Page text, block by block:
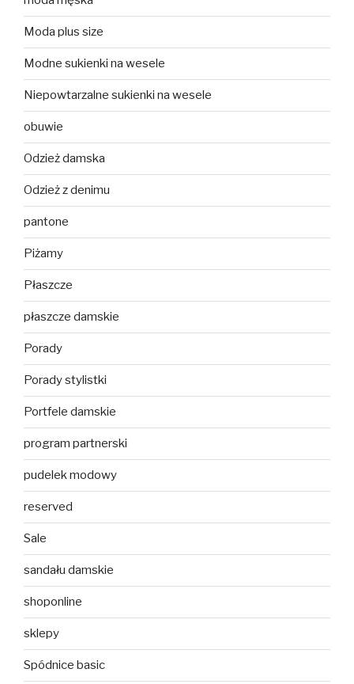
Moda plus size
Modne sukienki na wesele
Niepowtarzalne sukienki na wesele
obuwie
Odzież damska
Odzież z denimu
pantone
Piżamy
Płaszcze
płaszcze damskie
Porady
Porady stylistki
Portfele damskie
program partnerski
pudelek modowy
reserved
Sale
sandału damskie
shoponline
sklepy
Spódnice basic